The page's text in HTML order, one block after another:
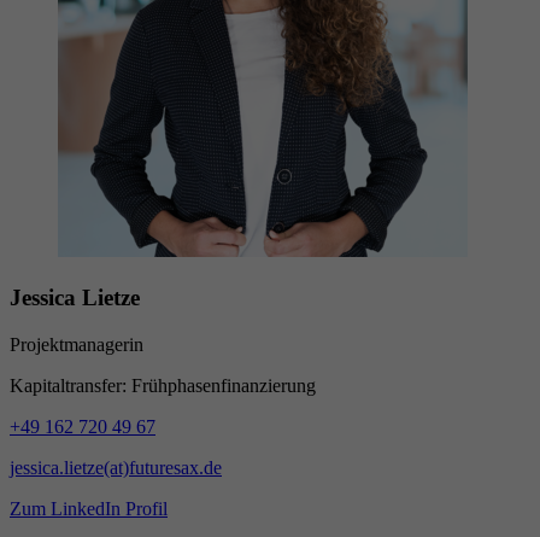
Jessica Lietze
Projektmanagerin
Kapitaltransfer: Frühphasenfinanzierung
+49 162 720 49 67
jessica.lietze(at)futuresax.de
Zum LinkedIn Profil